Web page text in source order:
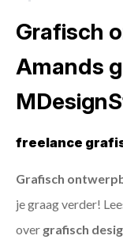
Grafisch
Amands
freelance
Grafisch
je graag verder!
over grafisch